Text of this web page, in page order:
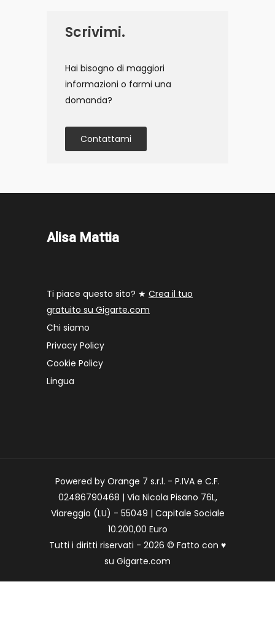
Scrivimi.
Hai bisogno di maggiori
informazioni o farmi una
domanda?
Contattami
Alisa Mattia
Ti piace questo sito? ★ Crea il tuo
gratuito su Gigarte.com
Chi siamo
Privacy Policy
Cookie Policy
Lingua
Powered by Orange 7 s.r.l. - P.IVA e C.F.
02486790468 | Via Nicola Pisano 76L,
Viareggio (LU) - 55049 | Capitale Sociale
10.200,00 Euro
Tutti i diritti riservati - 2026 © Fatto con ♥
su Gigarte.com